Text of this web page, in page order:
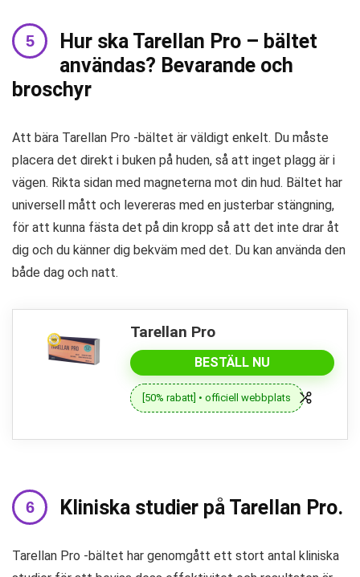
Hur ska Tarellan Pro – bältet
användas? Bevarande och
broschyr
Att bära Tarellan Pro -bältet är väldigt enkelt. Du måste
placera det direkt i buken på huden, så att inget plagg är i
vägen. Rikta sidan med magneterna mot din hud. Bältet har
universell mått och levereras med en justerbar stängning,
för att kunna fästa det på din kropp så att det inte drar åt
dig och du känner dig bekväm med det. Du kan använda den
både dag och natt.
Tarellan Pro
BESTÄLL NU
[50% rabatt] • officiell webbplats
Kliniska studier på Tarellan Pro.
Tarellan Pro -bältet har genomgått ett stort antal kliniska